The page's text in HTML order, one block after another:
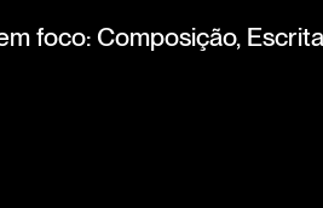
foco: Composição,